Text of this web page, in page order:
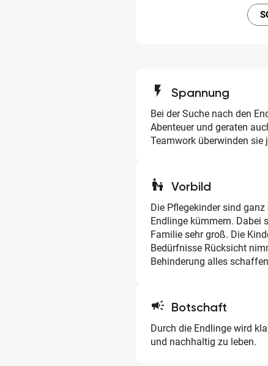
flash_on Spannung
Bei der Suche nach den
Abenteuer und geraten
Teamwork überwinden sie
escalator_warning Vorbild
Die Pflegekinder sind
Endlinge kümmern. Dabei
Familie sehr groß. Die
Bedürfnisse Rücksicht
Behinderung alles
campaign Botschaft
Durch die Endlinge wird
und nachhaltig zu leben.